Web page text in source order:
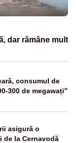
dar rămâne mult
consumul de
300 de megawați”
asigură o
de la Cernavodă